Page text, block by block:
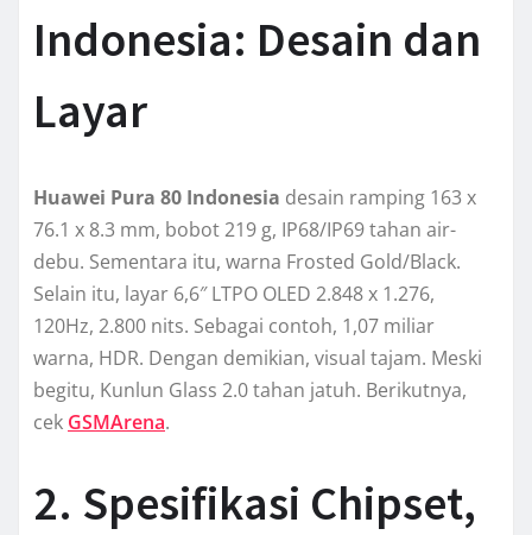
Indonesia: Desain dan
Layar
Huawei Pura 80 Indonesia desain ramping 163 x
76.1 x 8.3 mm, bobot 219 g, IP68/IP69 tahan air-
debu. Sementara itu, warna Frosted Gold/Black.
Selain itu, layar 6,6″ LTPO OLED 2.848 x 1.276,
120Hz, 2.800 nits. Sebagai contoh, 1,07 miliar
warna, HDR. Dengan demikian, visual tajam. Meski
begitu, Kunlun Glass 2.0 tahan jatuh. Berikutnya,
cek GSMArena.
2. Spesifikasi Chipset,